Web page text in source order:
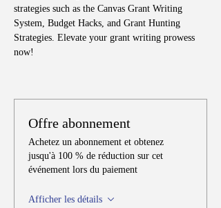
strategies such as the Canvas Grant Writing
System, Budget Hacks, and Grant Hunting
Strategies. Elevate your grant writing prowess
now!
Offre abonnement
Achetez un abonnement et obtenez
jusqu'à 100 % de réduction sur cet
événement lors du paiement
Afficher les détails